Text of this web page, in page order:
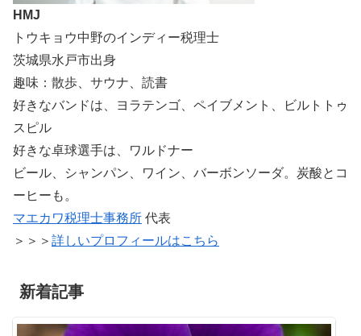
HMJ
トウキョウ中野のインディー税理士
茨城県水戸市出身
趣味：散歩、サウナ、読書
好きなバンドは、ヨラテンゴ、ペイブメント、ビルトトゥ
スピル
好きな卓球選手は、ワルドナー
ビール、シャンパン、ワイン、バーボンソーダ。炭酸とコ
ーヒーも。
マエカワ税理士事務所 代表
＞＞＞ 詳しいプロフィールはこちら
新着記事